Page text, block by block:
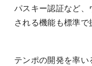
パスキー認証など、
される機能も標準で
テンポの開発を率